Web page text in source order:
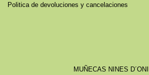
Politica de devoluciones y cancelaciones
MUÑECAS NINES D´ONIL